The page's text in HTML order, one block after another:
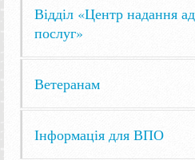
Відділ «Центр надання
послуг»
Ветеранам
Інформація для ВПО